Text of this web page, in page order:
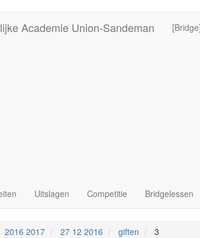
Academie Union‑Sandeman
Uitslagen Competitie Bridgelessen
2016 2017 27 12 2016 giften 3